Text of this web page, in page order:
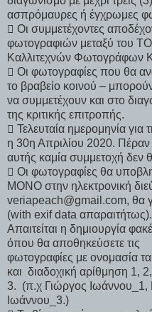
ασπρόμαυρες ή έγχρωμες
 Οι συμμετέχοντες
φωτογραφιών μεταξύ του
Καλλιτεχνών Φωτογράφων
 Οι φωτογραφίες που θα
το βραβείο κοινού –
να συμμετέχουν και στο
της κριτικής επιτροπής.
 Τελευταία ημερομηνία
η 30η Απριλίου 2020. Πέραν
αυτής καμία συμμετοχή δεν
 Οι φωτογραφίες θα
ΜΟΝΟ στην ηλεκτρονική
veriapeach@gmail.com, θα
(with exif data απαραιτήτως).
Απαιτείται η δημιουργία
όπου θα αποθηκεύσετε τις
φωτογραφίες με ονομασία
και διαδοχική αρίθμηση 1, 2,
3. (π.χ Γιώργος Ιωάννου_1,
Ιωάννου_3.)